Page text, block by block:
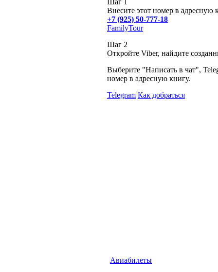
Шаг 1
Внесите этот номер в адресную
+7 (925) 50-777-18
FamilyTour
Шаг 2
Откройте Viber, найдите
Выберите "Написать в чат",
номер в адресную книгу.
Telegram Как добраться
Авиабилеты